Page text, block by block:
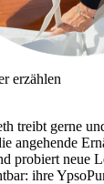
erzählen
treibt gerne
angehende
probiert neue
ihre